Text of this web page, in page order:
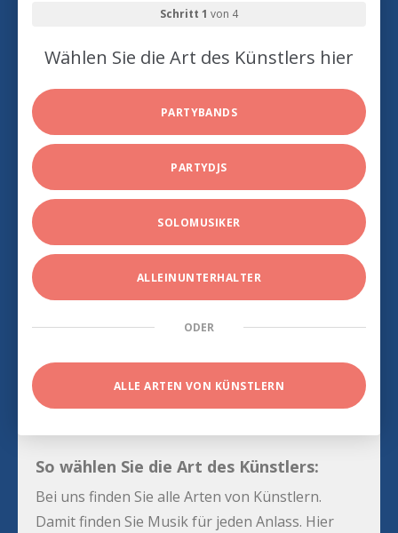
Schritt 1 von 4
Wählen Sie die Art des Künstlers hier
PARTYBANDS
PARTYDJS
SOLOMUSIKER
ALLEINUNTERHALTER
ODER
ALLE ARTEN VON KÜNSTLERN
So wählen Sie die Art des Künstlers:
Bei uns finden Sie alle Arten von Künstlern.
Damit finden Sie Musik für jeden Anlass. Hier